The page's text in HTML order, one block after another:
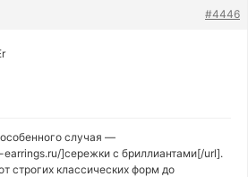
#4446
случая —
]сережки с бриллиантами[/url].
строгих классических форм до